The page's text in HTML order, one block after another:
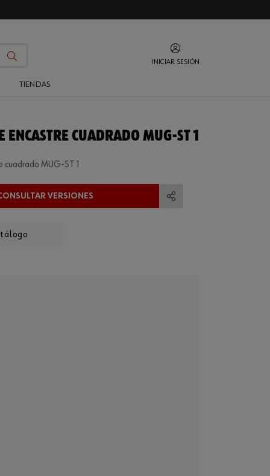
INICIAR SESIÓN
TIENDAS
ENCASTRE CUADRADO MUG-ST 1
cuadrado MUG-ST 1
VERSIONES
Compartir